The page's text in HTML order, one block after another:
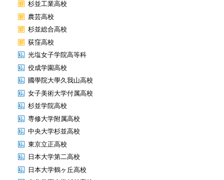
杉並工業高校
農芸高校
杉並総合高校
荻窪高校
光塩女子学院高等科
佼成学園高校
國學院大學久我山高校
女子美術大学付属高校
杉並学院高校
専修大学附属高校
中央大学杉並高校
東京立正高校
日本大学第二高校
日本大学鶴ヶ丘高校